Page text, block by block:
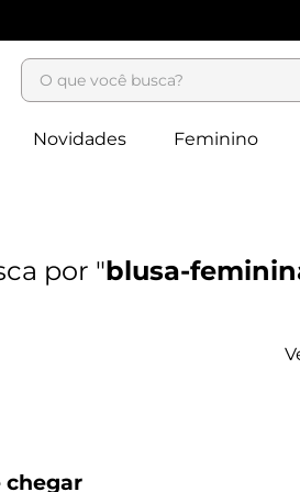
O que você busca?
Novidades Feminino
blusa-
chegar